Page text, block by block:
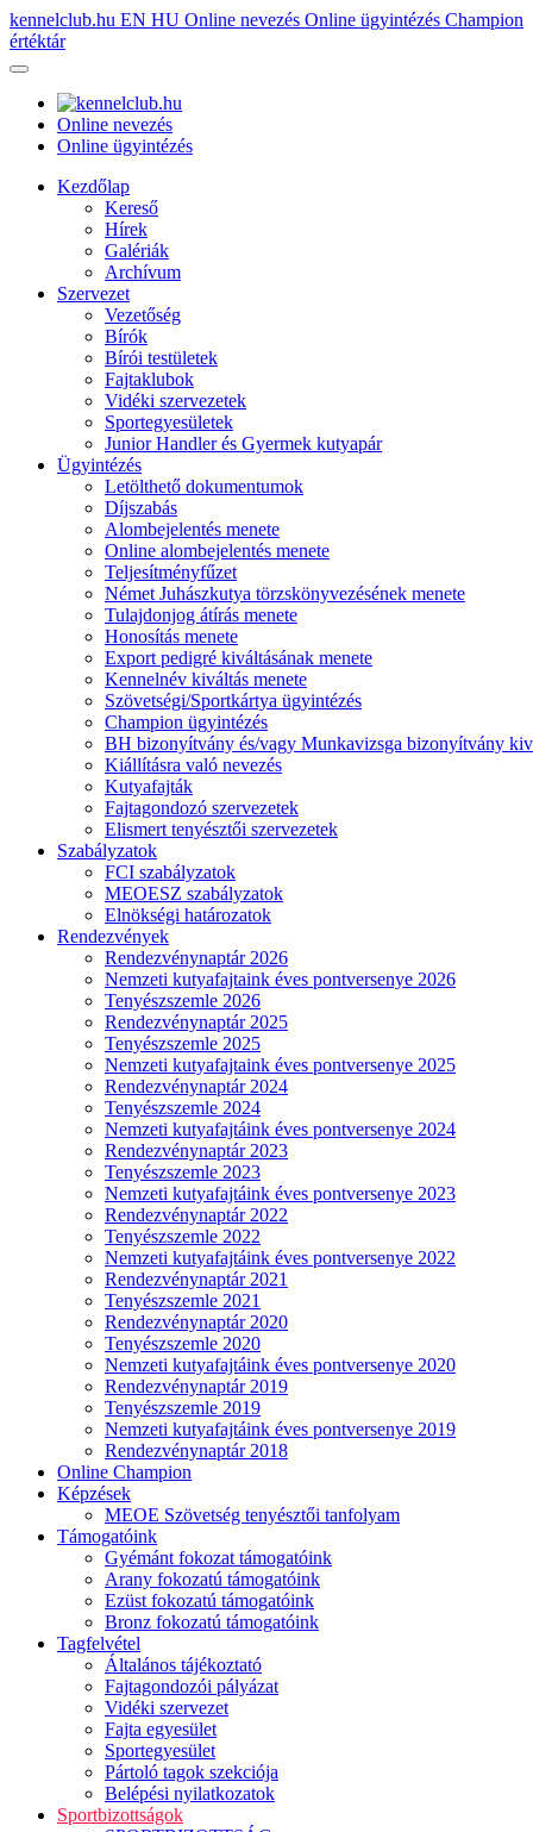
kennelclub.hu EN HU Online nevezés Online ügyintézés Champion
értéktár
Online nevezés
Online ügyintézés
Kezdőlap
Kereső
Hírek
Galériák
Archívum
Szervezet
Vezetőség
Bírók
Bírói testületek
Fajtaklubok
Vidéki szervezetek
Sportegyesületek
Junior Handler és Gyermek kutyapár
Ügyintézés
Letölthető dokumentumok
Díjszabás
Alombejelentés menete
Online alombejelentés menete
Teljesítményfűzet
Német Juhászkutya törzskönyvezésének menete
Tulajdonjog átírás menete
Honosítás menete
Export pedigré kiváltásának menete
Kennelnév kiváltás menete
Szövetségi/Sportkártya ügyintézés
Champion ügyintézés
BH bizonyítvány és/vagy Munkavizsga bizonyítvány
Kiállításra való nevezés
Kutyafajták
Fajtagondozó szervezetek
Elismert tenyésztői szervezetek
Szabályzatok
FCI szabályzatok
MEOESZ szabályzatok
Elnökségi határozatok
Rendezvények
Rendezvénynaptár 2026
Nemzeti kutyafajtaink éves pontversenye 2026
Tenyészszemle 2026
Rendezvénynaptár 2025
Tenyészszemle 2025
Nemzeti kutyafajtaink éves pontversenye 2025
Rendezvénynaptár 2024
Tenyészszemle 2024
Nemzeti kutyafajtáink éves pontversenye 2024
Rendezvénynaptár 2023
Tenyészszemle 2023
Nemzeti kutyafajtáink éves pontversenye 2023
Rendezvénynaptár 2022
Tenyészszemle 2022
Nemzeti kutyafajtáink éves pontversenye 2022
Rendezvénynaptár 2021
Tenyészszemle 2021
Rendezvénynaptár 2020
Tenyészszemle 2020
Nemzeti kutyafajtáink éves pontversenye 2020
Rendezvénynaptár 2019
Tenyészszemle 2019
Nemzeti kutyafajtáink éves pontversenye 2019
Rendezvénynaptár 2018
Online Champion
Képzések
MEOE Szövetség tenyésztői tanfolyam
Támogatóink
Gyémánt fokozat támogatóink
Arany fokozatú támogatóink
Ezüst fokozatú támogatóink
Bronz fokozatú támogatóink
Tagfelvétel
Általános tájékoztató
Fajtagondozói pályázat
Vidéki szervezet
Fajta egyesület
Sportegyesület
Pártoló tagok szekciója
Belépési nyilatkozatok
Sportbizottságok